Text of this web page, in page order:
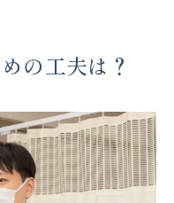
の工夫は？